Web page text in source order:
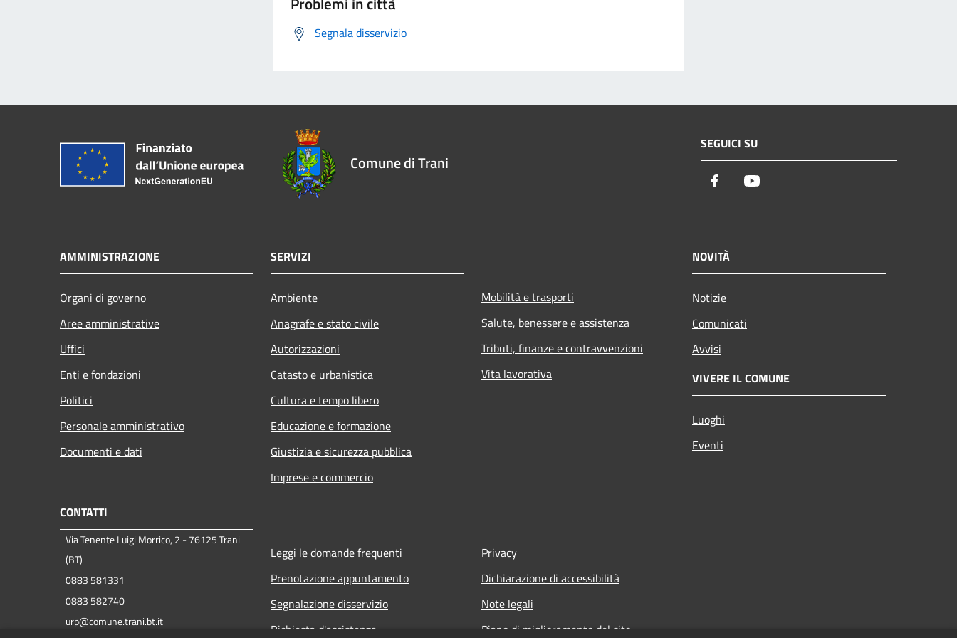
Segnala disservizio
Comune di Trani
SEGUICI SU
Facebook
AMMINISTRAZIONE
Organi di governo
Aree amministrative
Uffici
Enti e fondazioni
Politici
Personale amministrativo
Documenti e dati
SERVIZI
Ambiente
Anagrafe e stato civile
Autorizzazioni
Catasto e urbanistica
Cultura e tempo libero
Educazione e formazione
Giustizia e sicurezza pubblica
Imprese e commercio
Mobilità e trasporti
Salute, benessere e assistenza
Tributi, finanze e contravvenzioni
Vita lavorativa
NOVITÀ
Notizie
Comunicati
Avvisi
VIVERE IL COMUNE
Luoghi
Eventi
CONTATTI
Via Tenente Luigi Morrico, 2 - 76125 Trani
(BT)
0883 581331
0883 582740
urp@comune.trani.bt.it
Leggi le domande frequenti
Prenotazione appuntamento
Segnalazione disservizio
Richiesta d'assistenza
Privacy
Dichiarazione di accessibilità
Note legali
Piano di miglioramento del sito